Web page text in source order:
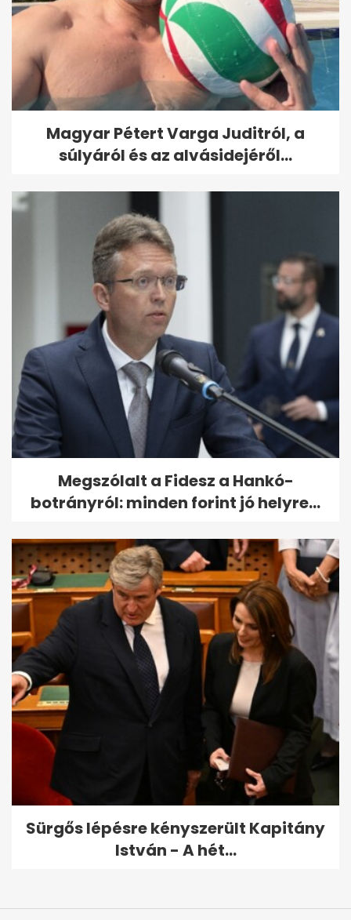
Magyar Pétert Varga Juditról, a
súlyáról és az alvásidejéről...
Megszólalt a Fidesz a Hankó-
botrányról: minden forint jó helyre...
Sürgős lépésre kényszerült Kapitány
István - A hét...